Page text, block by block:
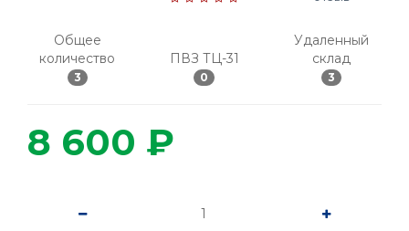
Общее
количество
3
ПВЗ ТЦ-31
0
Удаленный
склад
3
8 600 ₽